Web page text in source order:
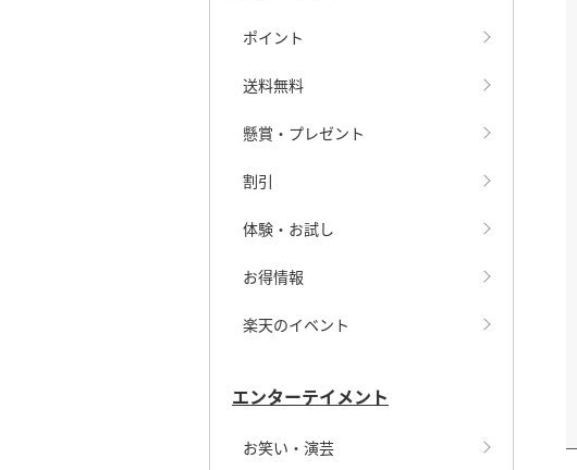
ポイント
送料無料
懸賞・プレゼント
割引
体験・お試し
お得情報
楽天のイベント
エンターテイメント
お笑い・演芸